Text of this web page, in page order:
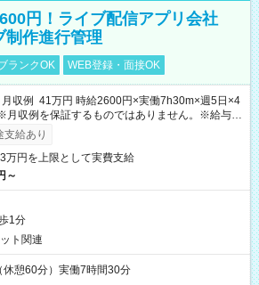
円！ライブ配信アプリ会社
制作進行管理
ランクOK WEB登録・面接OK
収例 41万円 時給2600円×実働7h30m×週5日×4
収例を保証するものではありません。※給与即
利用可（利用条件有）
支給あり
万円を上限として実費支給
～
1分
ト関連
休憩60分）実働7時間30分